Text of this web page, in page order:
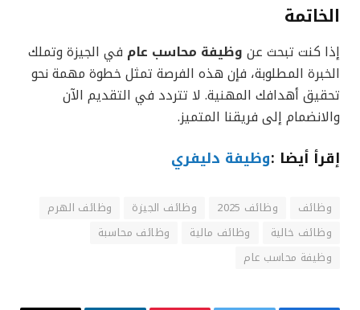
الخاتمة
إذا كنت تبحث عن وظيفة محاسب عام في الجيزة وتملك
الخبرة المطلوبة، فإن هذه الفرصة تمثل خطوة مهمة نحو
تحقيق أهدافك المهنية. لا تتردد في التقديم الآن
والانضمام إلى فريقنا المتميز.
إقرأ أيضا :وظيفة دليفري
وظائف وظائف 2025 وظائف الجيزة
وظائف الهرم
وظائف خالية
وظائف مالية
وظائف محاسبة
وظيفة محاسب عام